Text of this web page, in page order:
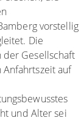
vorstellig
Die
Gesellschaft
auf
und Alter sei